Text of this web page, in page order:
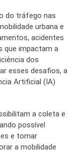
do tráfego nas
urbana e
acidentes
que impactam a
dos
esses desafios, a
Artificial (IA)
a coleta e
possível
e tomar
a mobilidade